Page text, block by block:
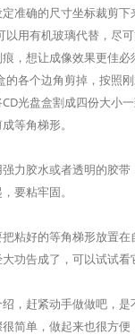
确的尺寸坐标裁剪下
以用有机玻璃代替，尽
，想让成像效果更佳必
的各个边角剪掉，按照
光盘盒割成四份大小
等角梯形。
胶水或者透明的胶带
要粘牢固。
好的等角梯形放置在
功告成了，可以试试看
赶紧动手做做吧，是
简单，做起来也很方便